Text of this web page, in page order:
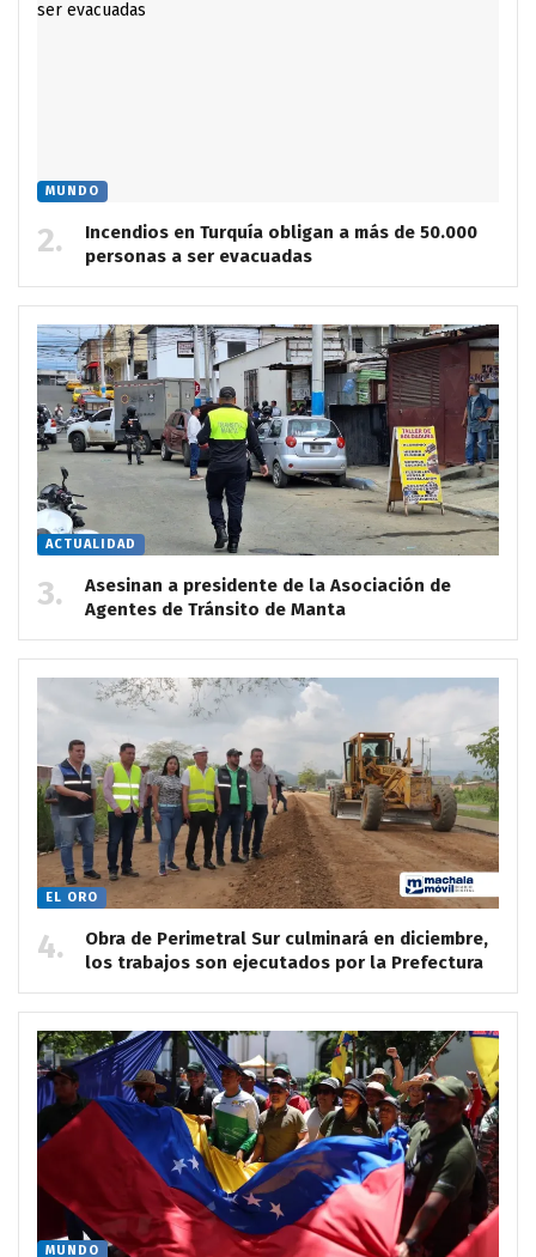
MUNDO
Incendios en Turquía obligan a más de 50.000
personas a ser evacuadas
ACTUALIDAD
Asesinan a presidente de la Asociación de
Agentes de Tránsito de Manta
EL ORO
Obra de Perimetral Sur culminará en diciembre,
los trabajos son ejecutados por la Prefectura
MUNDO